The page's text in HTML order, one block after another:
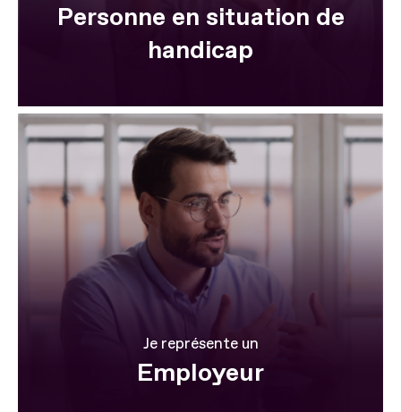
Personne en situation de
handicap
Je représente un
Employeur